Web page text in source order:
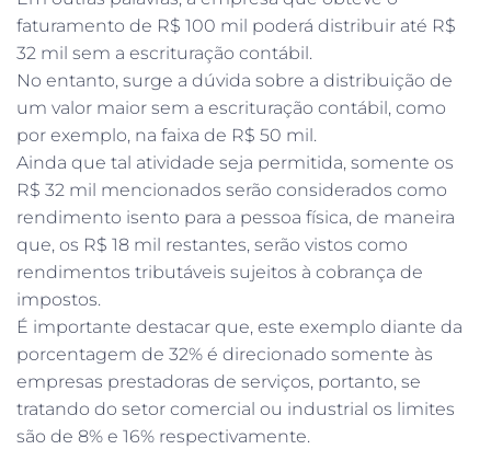
faturamento de R$ 100 mil poderá distribuir até R$
32 mil sem a escrituração contábil.
No entanto, surge a dúvida sobre a distribuição de
um valor maior sem a escrituração contábil, como
por exemplo, na faixa de R$ 50 mil.
Ainda que tal atividade seja permitida, somente os
R$ 32 mil mencionados serão considerados como
rendimento isento para a pessoa física, de maneira
que, os R$ 18 mil restantes, serão vistos como
rendimentos tributáveis sujeitos à cobrança de
impostos.
É importante destacar que, este exemplo diante da
porcentagem de 32% é direcionado somente às
empresas prestadoras de serviços, portanto, se
tratando do setor comercial ou industrial os limites
são de 8% e 16% respectivamente.